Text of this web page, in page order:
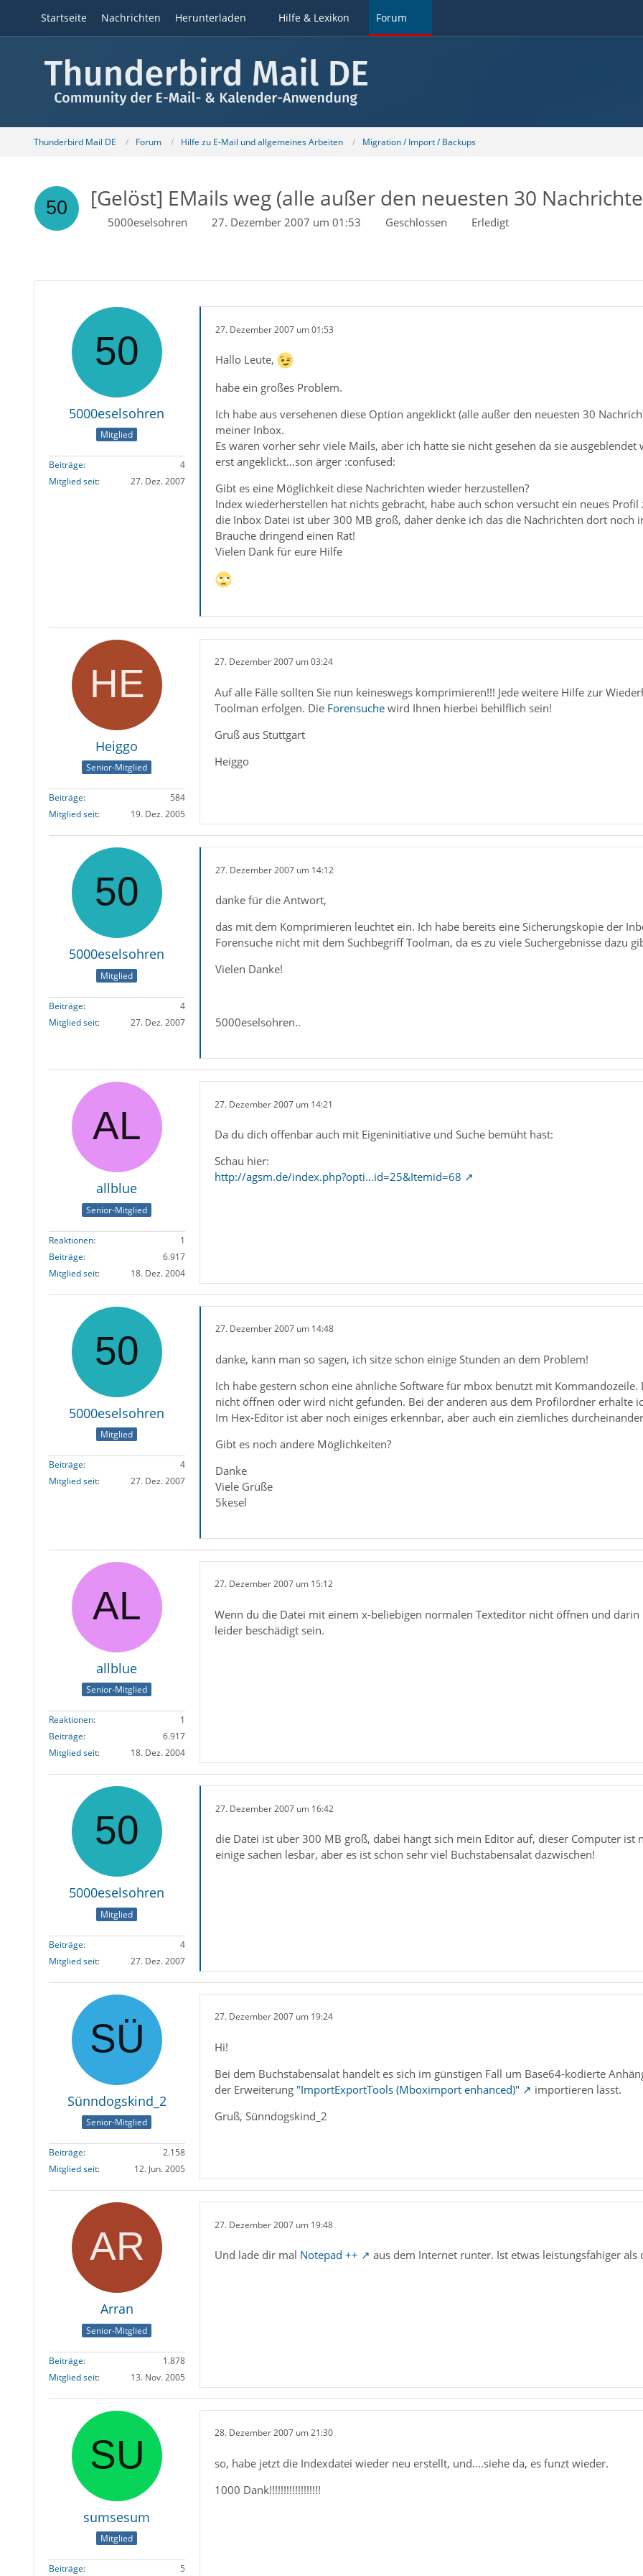
Startseite Nachrichten Herunterladen Hilfe & Lexikon Forum
Thunderbird Mail DE Forum Hilfe zu E-Mail und allgemeines Arbeiten Migration / Import / Backups
[Gelöst] EMails weg (alle außer den neuesten 30
5000eselsohren 27. Dezember 2007 um 01:53 Geschlossen Erledigt
5000eselsohren
Mitglied
Beiträge
4
Mitglied seit
27. Dez. 2007
27. Dezember 2007 um 01:53
Hallo Leute,
habe ein großes Problem.
Ich habe aus versehenen diese Option angeklickt (alle außer den neuesten 30
meiner Inbox.
Es waren vorher sehr viele Mails, aber ich hatte sie nicht gesehen da sie
erst angeklickt...son ärger :confused:
Gibt es eine Möglichkeit diese Nachrichten wieder herzustellen?
Index wiederherstellen hat nichts gebracht, habe auch schon versucht ein neues
die Inbox Datei ist über 300 MB groß, daher denke ich das die Nachrichten dort noch
Brauche dringend einen Rat!
Vielen Dank für eure Hilfe
Heiggo
Senior-Mitglied
Beiträge
584
Mitglied seit
19. Dez. 2005
27. Dezember 2007 um 03:24
Auf alle Fälle sollten Sie nun keineswegs komprimieren!!! Jede weitere Hilfe zur
Toolman erfolgen. Die Forensuchewird Ihnen hierbei behilflich sein!
Gruß aus Stuttgart
Heiggo
5000eselsohren
Mitglied
Beiträge
4
Mitglied seit
27. Dez. 2007
27. Dezember 2007 um 14:12
danke für die Antwort,
das mit dem Komprimieren leuchtet ein. Ich habe bereits eine Sicherungskopie der
Forensuche nicht mit dem Suchbegriff Toolman, da es zu viele Suchergebnisse dazu
Vielen Danke!
5000eselsohren..
allblue
Senior-Mitglied
Reaktionen
1
Beiträge
6.917
Mitglied seit
18. Dez. 2004
27. Dezember 2007 um 14:21
Da du dich offenbar auch mit Eigeninitiative und Suche bemüht hast:
Schau hier:
http://agsm.de/index.php?opti…id=25&Itemid=68
5000eselsohren
Mitglied
Beiträge
4
Mitglied seit
27. Dez. 2007
27. Dezember 2007 um 14:48
danke, kann man so sagen, ich sitze schon einige Stunden an dem Problem!
Ich habe gestern schon eine ähnliche Software für mbox benutzt mit
nicht öffnen oder wird nicht gefunden. Bei der anderen aus dem Profilordner erhalte
Im Hex-Editor ist aber noch einiges erkennbar, aber auch ein ziemliches
Gibt es noch andere Möglichkeiten?
Danke
Viele Grüße
5kesel
allblue
Senior-Mitglied
Reaktionen
1
Beiträge
6.917
Mitglied seit
18. Dez. 2004
27. Dezember 2007 um 15:12
Wenn du die Datei mit einem x-beliebigen normalen Texteditor nicht öffnen und
leider beschädigt sein.
5000eselsohren
Mitglied
Beiträge
4
Mitglied seit
27. Dez. 2007
27. Dezember 2007 um 16:42
die Datei ist über 300 MB groß, dabei hängt sich mein Editor auf, dieser Computer
einige sachen lesbar, aber es ist schon sehr viel Buchstabensalat dazwischen!
Sünndogskind_2
Senior-Mitglied
Beiträge
2.158
Mitglied seit
12. Jun. 2005
27. Dezember 2007 um 19:24
Hi!
Bei dem Buchstabensalat handelt es sich im günstigen Fall um Base64-kodierte
der Erweiterung "ImportExportTools (Mboximport enhanced)"
importieren lässt.
Gruß, Sünndogskind_2
Arran
Senior-Mitglied
Beiträge
1.878
Mitglied seit
13. Nov. 2005
27. Dezember 2007 um 19:48
Und lade dir mal Notepad ++ aus dem Internet runter. Ist etwas leistungsfähiger
sumsesum
Mitglied
Beiträge 5
28. Dezember 2007 um 21:30
so, habe jetzt die Indexdatei wieder neu erstellt, und....siehe da, es funzt wieder.
1000 Dank!!!!!!!!!!!!!!!!!!